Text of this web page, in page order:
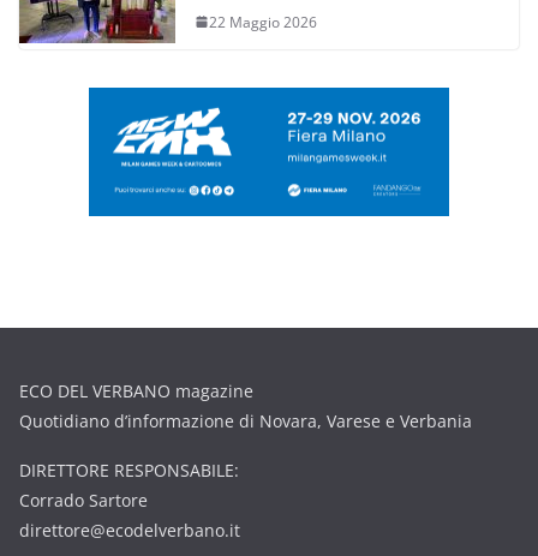
22 Maggio 2026
ECO DEL VERBANO magazine
Quotidiano d’informazione di Novara, Varese e Verbania
DIRETTORE RESPONSABILE:
Corrado Sartore
direttore@ecodelverbano.it